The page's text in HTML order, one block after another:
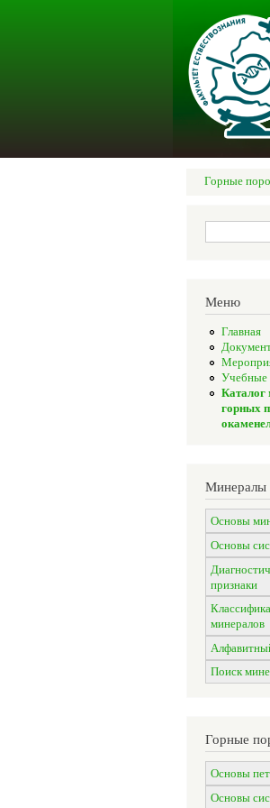
Горные
Форма
Меню
Главная
Учебные
Каталог
горных
Минералы
Основы
Основы
признаки
минералов
Поиск
Горные
Основы
Основы